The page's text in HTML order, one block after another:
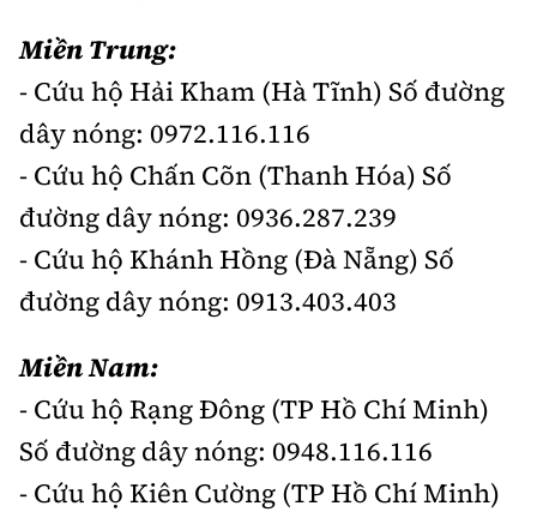
Miền Trung:
- Cứu hộ Hải Kham (Hà Tĩnh) Số đường
dây nóng: 0972.116.116
- Cứu hộ Chấn Cõn (Thanh Hóa) Số
đường dây nóng: 0936.287.239
- Cứu hộ Khánh Hồng (Đà Nẵng) Số
đường dây nóng: 0913.403.403
Miền Nam:
- Cứu hộ Rạng Đông (TP Hồ Chí Minh)
Số đường dây nóng: 0948.116.116
- Cứu hộ Kiên Cường (TP Hồ Chí Minh)